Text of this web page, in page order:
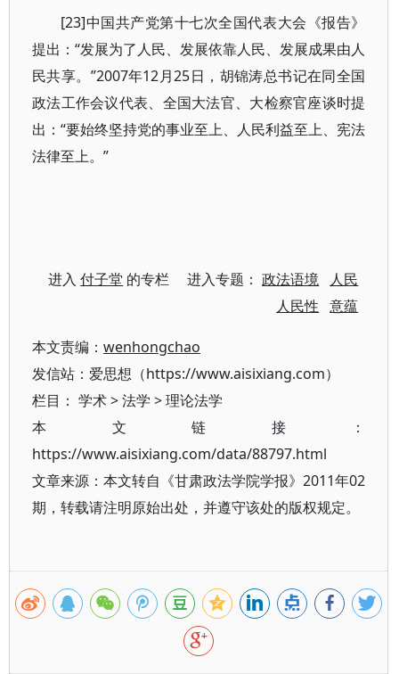
[23]中国共产党第十七次全国代表大会《报告》
提出：“发展为了人民、发展依靠人民、发展成果由人
民共享。”2007年12月25日，胡锦涛总书记在同全国
政法工作会议代表、全国大法官、大检察官座谈时提
出：“要始终坚持党的事业至上、人民利益至上、宪法
法律至上。”
进入付子堂 的专栏 进入专题：政法语境
人民
人民性
意蕴
本文责编： wenhongchao
发信站：爱思想（https://www.aisixiang.com）
栏目： 学术>法学 >理论法学
本文链接：
https://www.aisixiang.com/data/88797.html
文章来源：本文转自《甘肃政法学院学报》2011年02
期，转载请注明原始出处，并遵守该处的版权规定。